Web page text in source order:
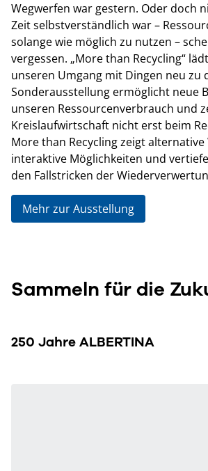
Wegwerfen war gestern. Oder doch
Zeit selbstverständlich war –
solange wie möglich zu nutzen –
vergessen. „More than Recycling“
unseren Umgang mit Dingen neu zu
Sonderausstellung ermöglicht neue
unseren Ressourcenverbrauch und
Kreislaufwirtschaft nicht erst beim
More than Recycling zeigt alternative
interaktive Möglichkeiten und
den Fallstricken der
Mehr zur Ausstellung
Sammeln für die
250 Jahre ALBERTINA